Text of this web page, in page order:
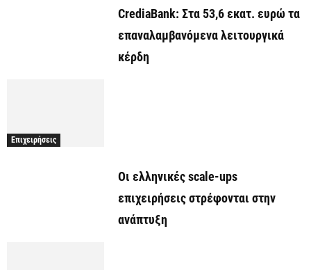
CrediaBank: Στα 53,6 εκατ. ευρώ τα
επαναλαμβανόμενα λειτουργικά
κέρδη
Επιχειρήσεις
Οι ελληνικές scale-ups
επιχειρήσεις στρέφονται στην
ανάπτυξη